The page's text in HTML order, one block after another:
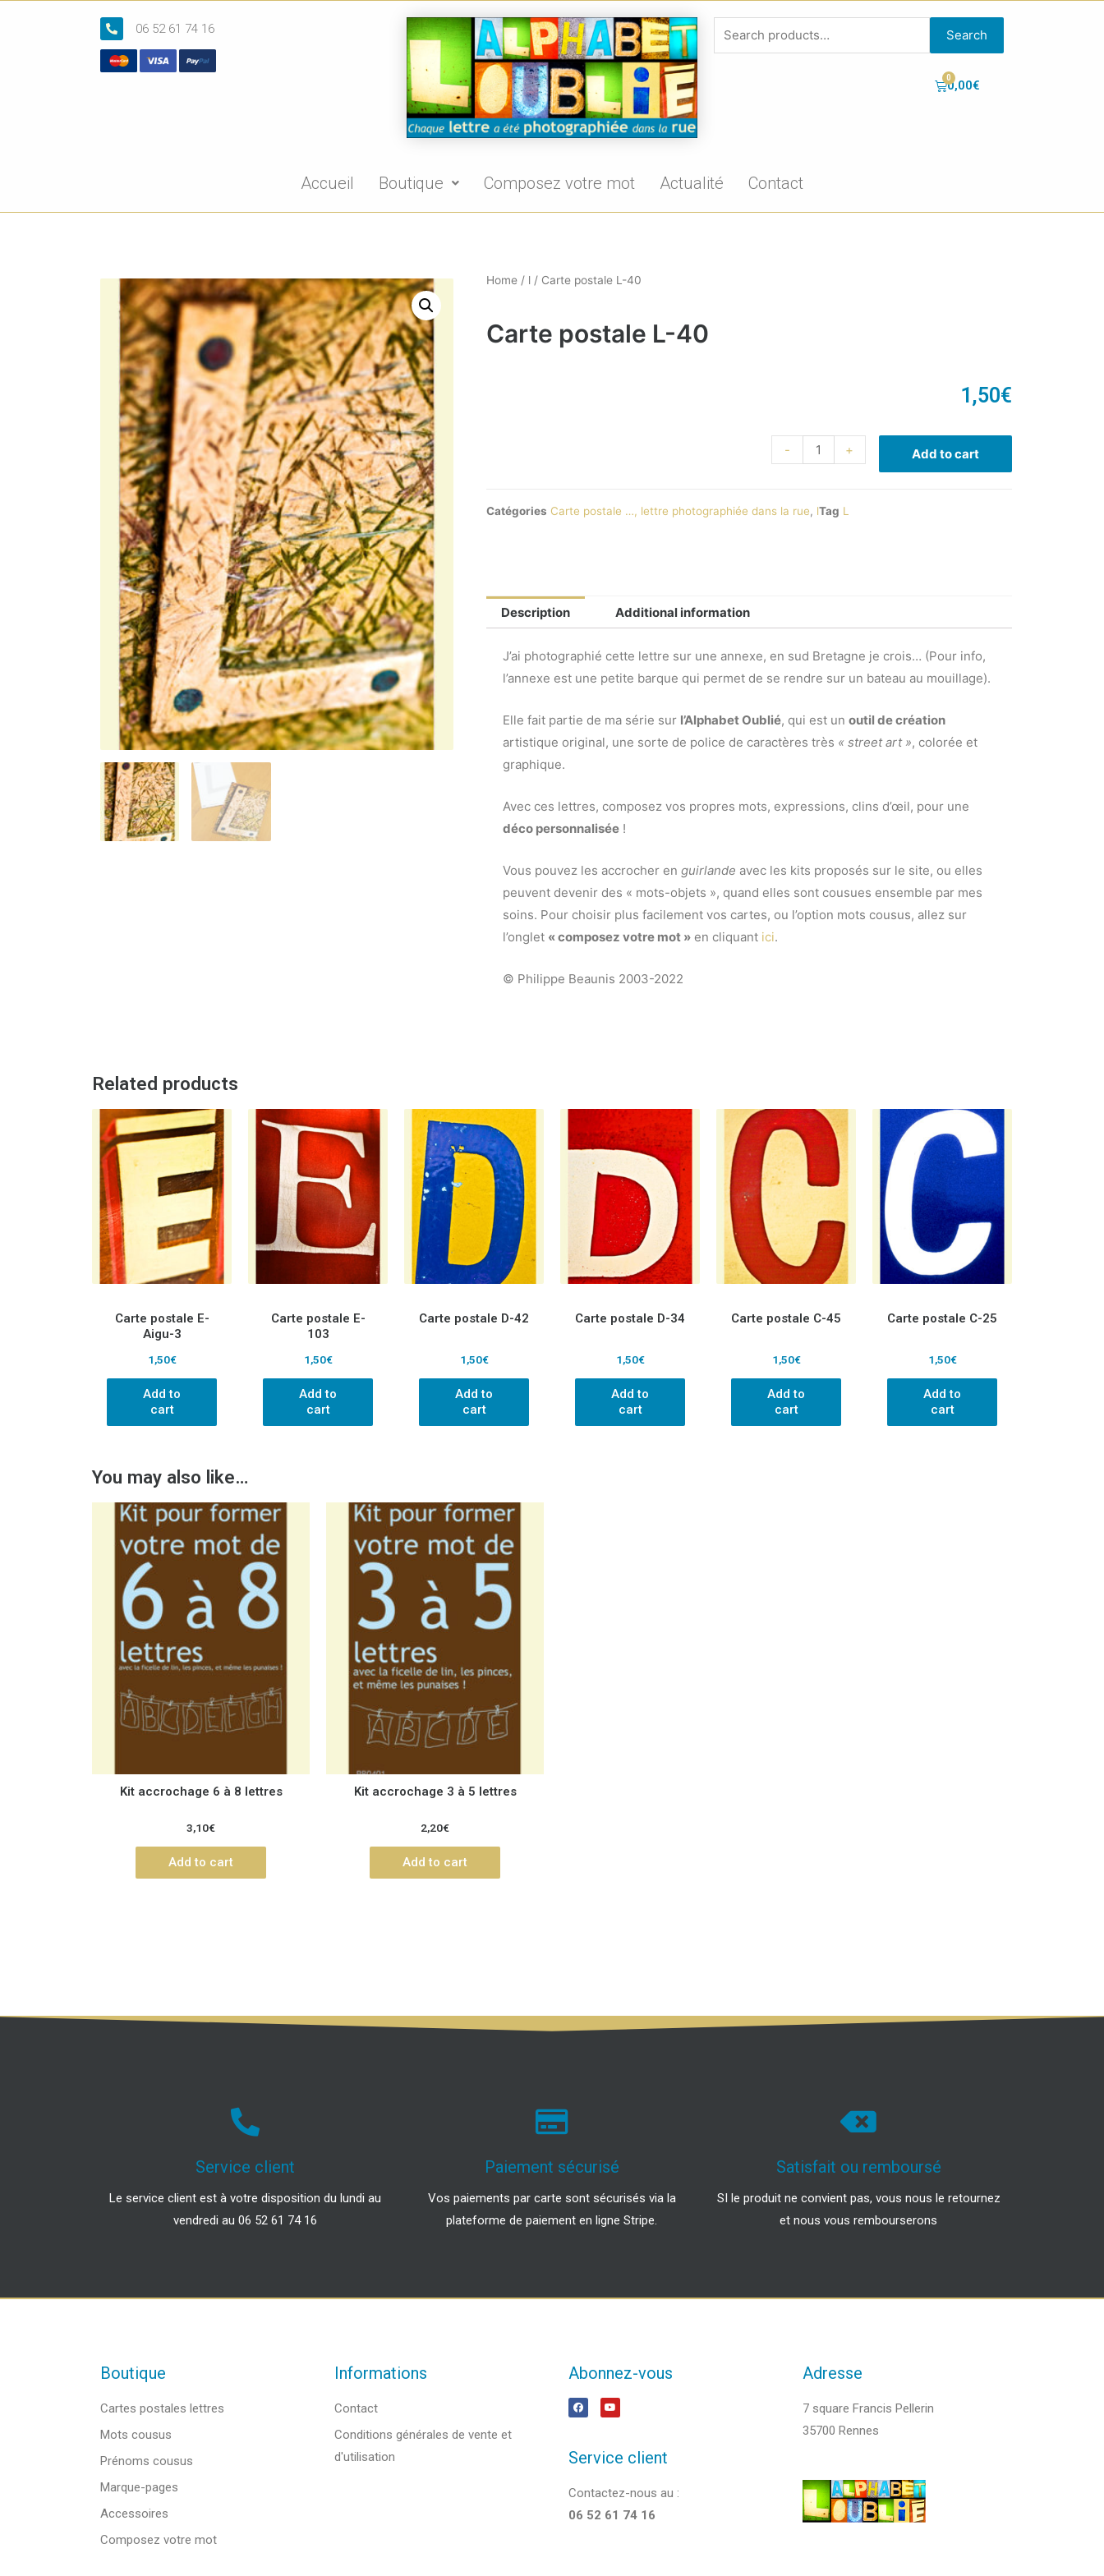
06 52 61 74 16 Search
0,00€
Accueil Boutique Composez votre mot Actualité Contact
Home / l / Carte postale L-40
Carte postale L-40
1,50€
- + Add to cart
Catégories Carte postale …, lettre photographiée dans la rue, lTag L
Description Additional information
J’ai photographié cette lettre sur une annexe, en sud Bretagne je crois… (Pour info,
l’annexe est une petite barque qui permet de se rendre sur un bateau au mouillage).
Elle fait partie de ma série sur l’Alphabet Oublié, qui est un outil de création
artistique original, une sorte de police de caractères très « street art », colorée et
graphique.
Avec ces lettres, composez vos propres mots, expressions, clins d’œil, pour une
déco personnalisée !
Vous pouvez les accrocher en guirlande avec les kits proposés sur le site, ou elles
peuvent devenir des « mots-objets », quand elles sont cousues ensemble par mes
soins. Pour choisir plus facilement vos cartes, ou l’option mots cousus, allez sur
l’onglet « composez votre mot » en cliquant ici.
© Philippe Beaunis 2003-2022
Related products
Carte postale E-
Aigu-3
1,50€
Add to
cart
Carte postale E-
103
1,50€
Add to
cart
Carte postale D-42
1,50€
Add to
cart
Carte postale D-34
1,50€
Add to
cart
Carte postale C-45
1,50€
Add to
cart
Carte postale C-25
1,50€
Add to
cart
You may also like…
Kit accrochage 6 à 8 lettres
3,10€
Add to cart
Kit accrochage 3 à 5 lettres
2,20€
Add to cart
Service client
Le service client est à votre disposition du lundi au
vendredi au 06 52 61 74 16
Paiement sécurisé
Vos paiements par carte sont sécurisés via la
plateforme de paiement en ligne Stripe.
Satisfait ou remboursé
SI le produit ne convient pas, vous nous le retournez
et nous vous rembourserons
Boutique
Cartes postales lettres
Mots cousus
Prénoms cousus
Marque-pages
Accessoires
Composez votre mot
Informations
Contact
Conditions générales de vente et
d'utilisation
Abonnez-vous
Service client
Contactez-nous au :
06 52 61 74 16
Adresse
7 square Francis Pellerin
35700 Rennes